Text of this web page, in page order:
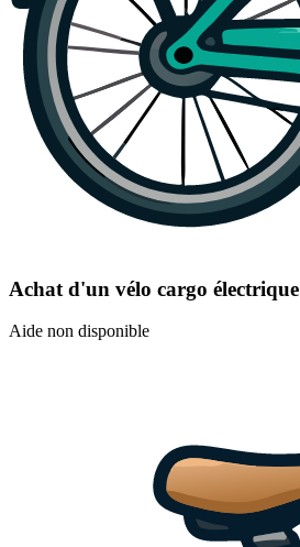
Achat d'un vélo cargo électrique
Aide non disponible